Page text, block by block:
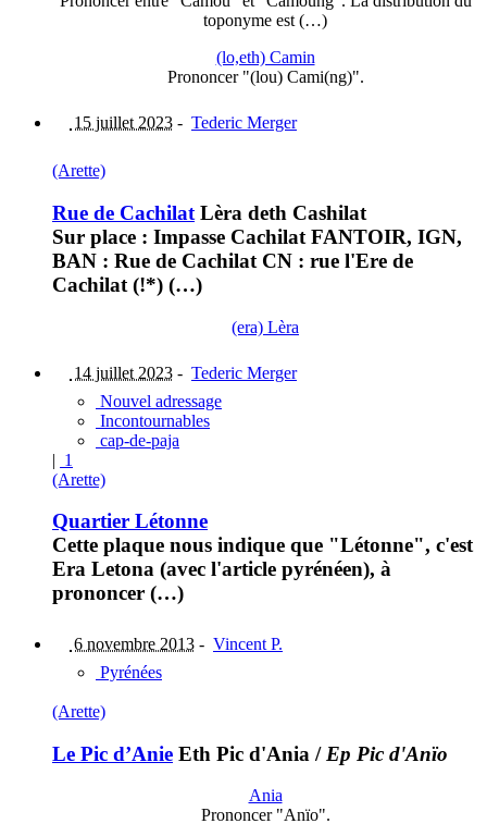
toponyme est (…)
(lo,eth) Camin
Prononcer "(lou) Cami(ng)".
15 juillet 2023 - Tederic Merger
(Arette)
Rue de Cachilat Lèra deth Cashilat
Sur place : Impasse Cachilat FANTOIR, IGN,
BAN : Rue de Cachilat CN : rue l'Ere de
Cachilat (!*) (…)
(era) Lèra
14 juillet 2023 - Tederic Merger
Nouvel adressage
Incontournables
cap-de-paja
| 1
(Arette)
Quartier Létonne
Cette plaque nous indique que "Létonne", c'est
Era Letona (avec l'article pyrénéen), à
prononcer (…)
6 novembre 2013 - Vincent P.
Pyrénées
(Arette)
Le Pic d’Anie Eth Pic d'Ania / Ep Pic d'Anïo
Ania
Prononcer "Anïo".